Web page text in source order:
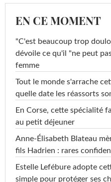
EN CE MOMENT
"C'est beaucoup trop
dévoile ce qu'il "ne peut
femme
Tout le monde s'arrache
quelle date les réassorts
En Corse, cette spécialité
au petit déjeuner
Anne-Élisabeth Blateau
fils Hadrien : rares
Estelle Lefébure adopte
simple pour protéger ses